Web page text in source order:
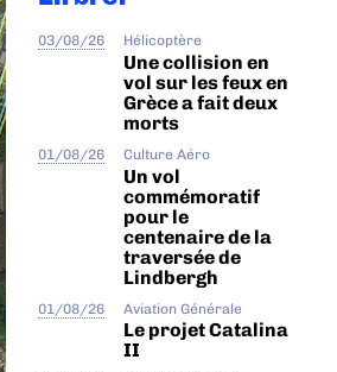
03/08/26 Hélicoptère
Une collision en
vol sur les feux en
Grèce a fait deux
morts
01/08/26 Culture Aéro
Un vol
commémoratif
pour le
centenaire de la
traversée de
Lindbergh
01/08/26 Aviation Générale
Le projet Catalina
II